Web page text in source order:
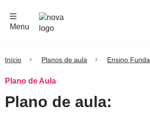
Menu
Início Planos de aula Ensino
Plano de Aula
Plano de aula: